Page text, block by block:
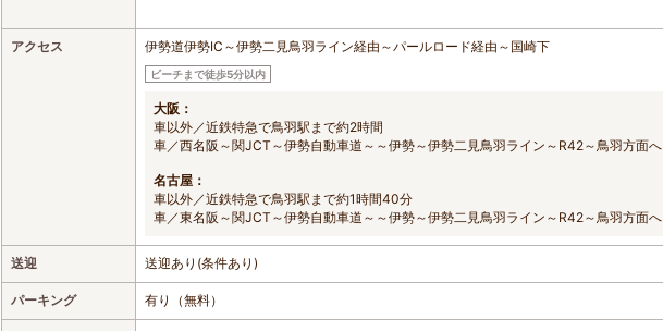
アクセス 伊勢道伊勢IC～伊勢二見鳥羽ライン経由～パールロード経由～国崎下
ビーチまで徒歩5分以内
大阪：
車以外／近鉄特急で鳥羽駅まで約2時間
車／西名阪～関JCT～伊勢自動車道～～伊勢～伊勢二見鳥羽ライン～R42～鳥羽方面へ
名古屋：
車以外／近鉄特急で鳥羽駅まで約1時間40分
車／東名阪～関JCT～伊勢自動車道～～伊勢～伊勢二見鳥羽ライン～R42～鳥羽方面へ
送迎 送迎あり(条件あり)
パーキング 有り（無料）